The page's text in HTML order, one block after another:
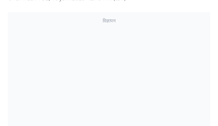
विज्ञापन